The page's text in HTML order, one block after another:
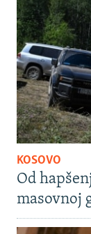
KOSOVO
Od
masovnoj